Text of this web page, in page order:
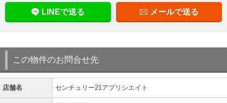
LINEで送る メールで送る
この物件のお問合せ先
店舗名 センチュリー21アプリシエイト